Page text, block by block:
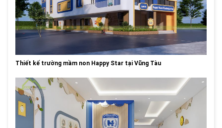
Thiết kế trường mầm non Happy Star tại Vũng Tàu